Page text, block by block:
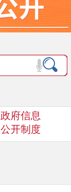
政府信息
公开制度